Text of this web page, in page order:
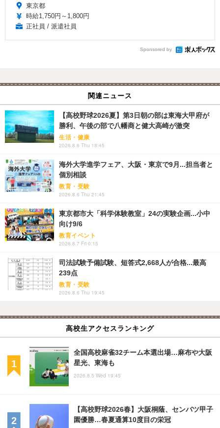
東京都
時給1,750円～1,800円
正社員 / 派遣社員
Sponsored by
関連ニュース
【高校野球2026夏】第3日朝の部は東海大甲府が
勝利、午後の部で八幡商と健大高崎が激突
生活・健康
2026.8.6 Thu 18:45
海外大学進学フェア、大阪・東京で9月...担当者と
個別相談
教育・受験
2026.8.6 Thu 21:45
東京都市大「科学体験教室」24の実験企画...小中
向け9/6
教育イベント
2026.8.7 Fri 0:15
司法試験予備試験、短答式2,668人が合格...最高
239点
教育・受験
2026.8.6 Thu 19:45
高校生アクセスランキング
全国高校麻雀32チーム本選出場…麻布や大阪
星光、東海も
2026.8.5 Wed 19:45
【高校野球2026春】大阪桐蔭、センバツ甲子
園優勝…春夏通算10度目の栄冠